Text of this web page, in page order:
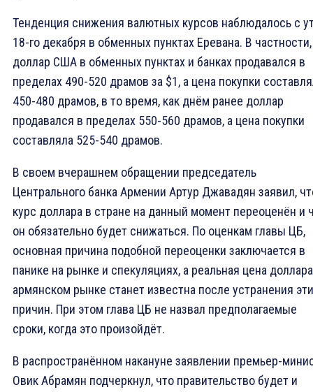
Тенденция снижения валютных курсов наблюдалось с
18-го декабря в обменных пунктах Еревана. В частности,
доллар США в обменных пунктах и банках продавался в
пределах 490-520 драмов за $1, а цена покупки
450-480 драмов, в то время, как днём ранее доллар
продавался в пределах 550-560 драмов, а цена покупки
составляла 525-540 драмов.
В своем вчерашнем обращении председатель
Центрального банка Армении Артур Джавадян заявил,
курс доллара в стране на данный момент переоценён и
он обязательно будет снижаться. По оценкам главы ЦБ,
основная причина подобной переоценки заключается в
панике на рынке и спекуляциях, а реальная цена
армянском рынке станет известна после устранения
причин. При этом глава ЦБ не назвал предполагаемые
сроки, когда это произойдёт.
В распространённом накануне заявлении премьер-
Овик Абрамян подчеркнул, что правительство будет и